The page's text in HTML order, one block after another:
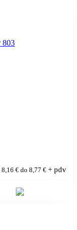
€ do 8,77 € + pdv